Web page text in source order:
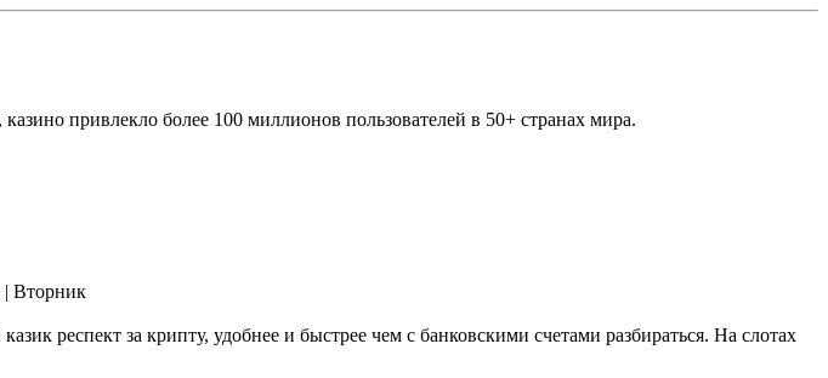
привлекло более 100 миллионов пользователей в 50+ странах мира.
Вторник
респект за крипту, удобнее и быстрее чем с банковскими счетами разбираться. На слотах